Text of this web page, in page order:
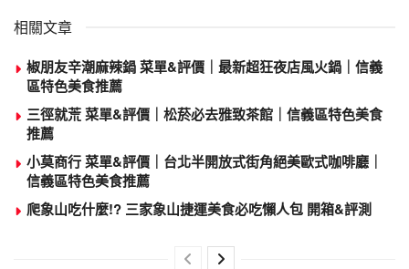
相關文章
椒朋友辛潮麻辣鍋 菜單&評價｜最新超狂夜店風火鍋｜信義
區特色美食推薦
三徑就荒 菜單&評價｜松菸必去雅致茶館｜信義區特色美食
推薦
小莫商行 菜單&評價｜台北半開放式街角絕美歐式咖啡廳｜
信義區特色美食推薦
爬象山吃什麼!? 三家象山捷運美食必吃懶人包 開箱&評測